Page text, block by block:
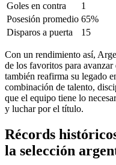
Goles en contra
1
Posesión promedio 65%
Disparos a puerta
15
Con un rendimiento así,
de los favoritos para
también reafirma su legado
combinación de talento,
que el equipo tiene lo
y luchar por el título.
Récords
la selección